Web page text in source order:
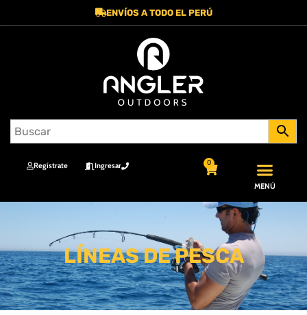
ENVÍOS A TODO EL PERÚ
Regístrate Ingresar 0
MENÚ
LÍNEAS DE PESCA